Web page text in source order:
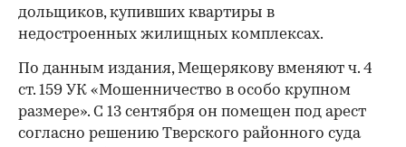
дольщиков, купивших квартиры в
недостроенных жилищных комплексах.
По данным издания, Мещерякову вменяют ч. 4
ст. 159 УК «Мошенничество в особо крупном
размере». С 13 сентября он помещен под арест
согласно решению Тверского районного суда